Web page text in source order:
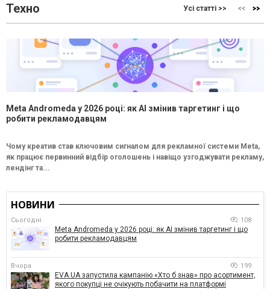
Техно Усі статті >>
Meta Andromeda у 2026 році: як AI змінив таргетинг і що
робити рекламодавцям
Чому креатив став ключовим сигналом для рекламної системи Meta,
як працює первинний відбір оголошень і навіщо узгоджувати рекламу,
лендінг та...
НОВИНИ
Сьогодні 108
Meta Andromeda у 2026 році: як AI змінив таргетинг і що
робити рекламодавцям
Вчора 199
EVA.UA запустила кампанію «Хто б знав» про асортимент,
якого покупці не очікують побачити на платформі